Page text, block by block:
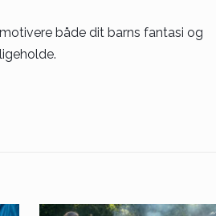
både dit barns fantasi og